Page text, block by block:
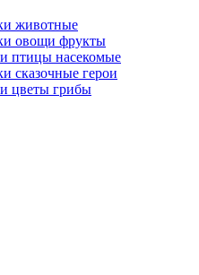
животные
овощи фрукты
птицы насекомые
сказочные герои
цветы грибы